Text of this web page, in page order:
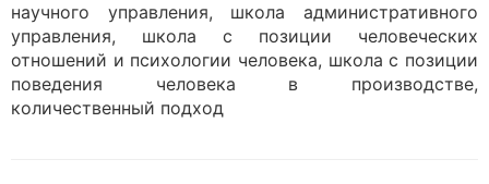
научного управления, школа административного
управления, школа с позиции человеческих
отношений и психологии человека, школа с позиции
поведения человека в производстве,
количественный подход